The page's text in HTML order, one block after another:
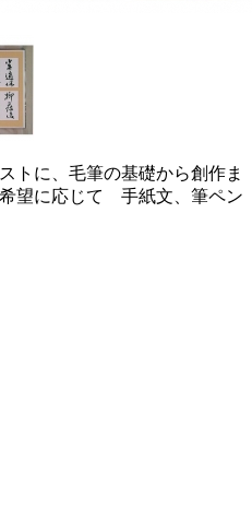
トに、毛筆の基礎から創作ま
望に応じて 手紙文、筆ペン